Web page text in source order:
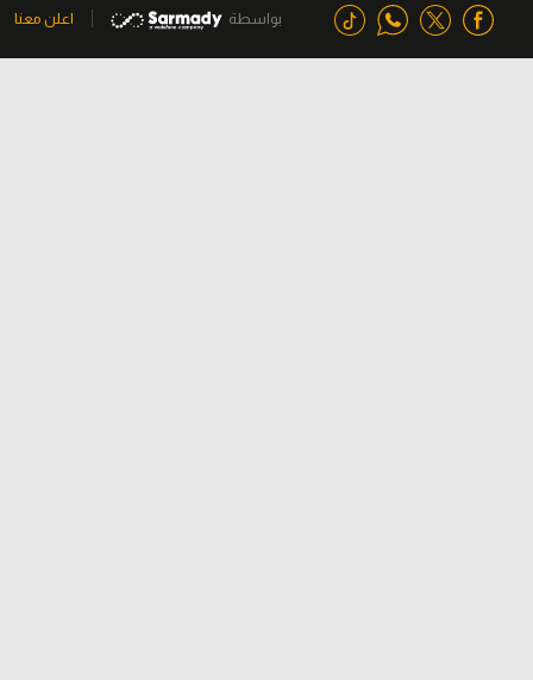
بواسطة اعلن معنا